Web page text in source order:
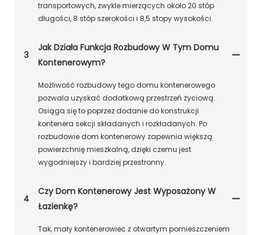
transportowych, zwykle mierzących około 20 stóp
długości, 8 stóp szerokości i 8,5 stopy wysokości.
3
Jak Działa Funkcja Rozbudowy W Tym Domu
Kontenerowym?
Możliwość rozbudowy tego domu kontenerowego
pozwala uzyskać dodatkową przestrzeń życiową.
Osiąga się to poprzez dodanie do konstrukcji
kontenera sekcji składanych i rozkładanych. Po
rozbudowie dom kontenerowy zapewnia większą
powierzchnię mieszkalną, dzięki czemu jest
wygodniejszy i bardziej przestronny.
4
Czy Dom Kontenerowy Jest Wyposażony W
Łazienkę?
Tak, mały kontenerowiec z otwartym pomieszczeniem